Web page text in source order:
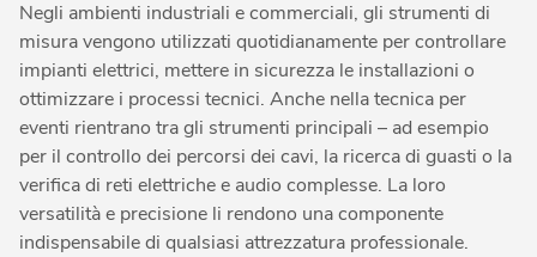
Negli ambienti industriali e commerciali, gli strumenti di
misura vengono utilizzati quotidianamente per controllare
impianti elettrici, mettere in sicurezza le installazioni o
ottimizzare i processi tecnici. Anche nella tecnica per
eventi rientrano tra gli strumenti principali – ad esempio
per il controllo dei percorsi dei cavi, la ricerca di guasti o la
verifica di reti elettriche e audio complesse. La loro
versatilità e precisione li rendono una componente
indispensabile di qualsiasi attrezzatura professionale.